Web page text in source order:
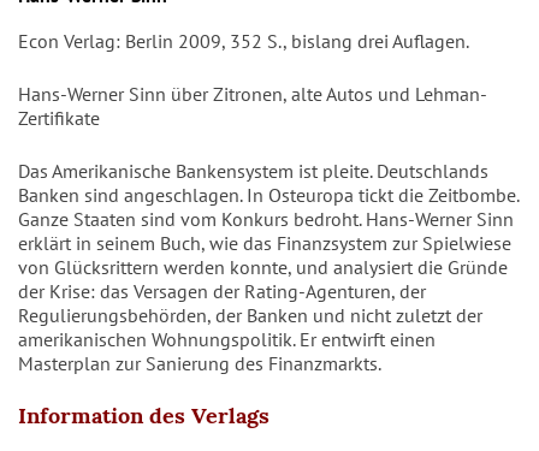
Econ Verlag: Berlin 2009, 352 S., bislang drei Auflagen.
Hans-Werner Sinn über Zitronen, alte Autos und Lehman-
Zertifikate
Das Amerikanische Bankensystem ist pleite. Deutschlands
Banken sind angeschlagen. In Osteuropa tickt die Zeitbombe.
Ganze Staaten sind vom Konkurs bedroht. Hans-Werner Sinn
erklärt in seinem Buch, wie das Finanzsystem zur Spielwiese
von Glücksrittern werden konnte, und analysiert die Gründe
der Krise: das Versagen der Rating-Agenturen, der
Regulierungsbehörden, der Banken und nicht zuletzt der
amerikanischen Wohnungspolitik. Er entwirft einen
Masterplan zur Sanierung des Finanzmarkts.
Information des Verlags